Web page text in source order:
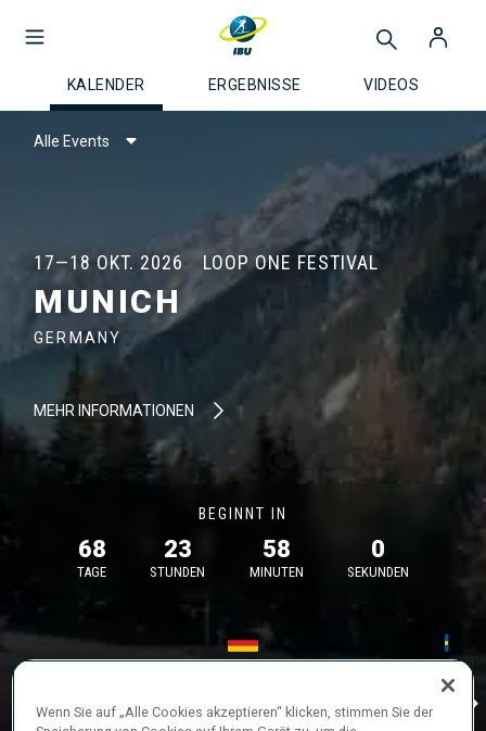
KALENDER ERGEBNISSE VIDEOS
Alle Events
17—18 OKT. 2026 LOOP ONE FESTIVAL
MUNICH
GERMANY
MEHR INFORMATIONEN
BEGINNT IN
68
TAGE
23
STUNDEN
58
MINUTEN
0
SEKUNDEN
26—29 Nov.
IDREIdre
Wenn Sie auf „Alle Cookies akzeptieren“ klicken, stimmen Sie der